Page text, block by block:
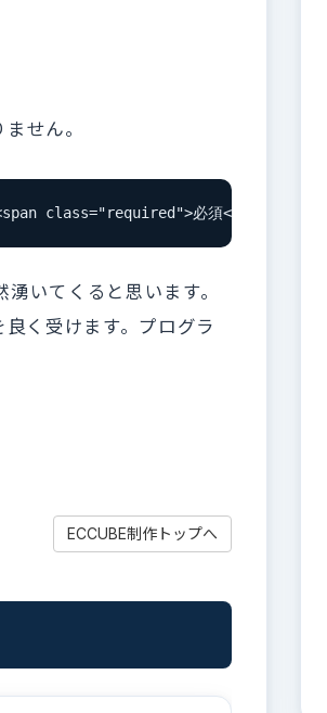
せん。
class="required">必須</span></dt>
湧いてくると思います。
く受けます。プログラ
ECCUBE制作トップへ